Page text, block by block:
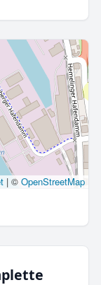
|© OpenStreetMap